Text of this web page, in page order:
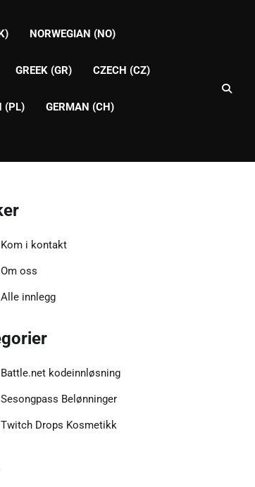
NORWEGIAN (NO)
GREEK (GR) CZECH (CZ)
(PL) GERMAN (CH)
Kom i kontakt
Om oss
Alle innlegg
Battle.net kodeinnløsning
Sesongpass Belønninger
Twitch Drops Kosmetikk